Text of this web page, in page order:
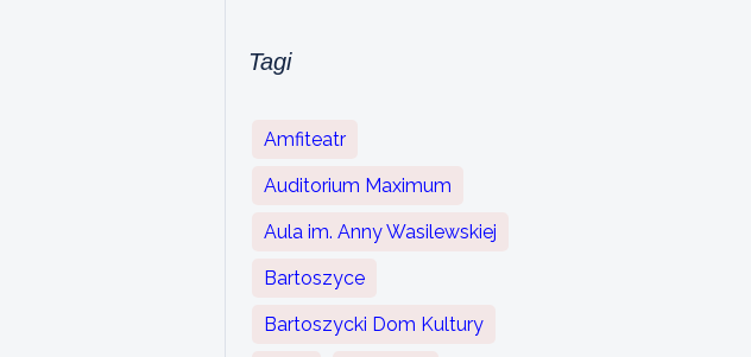
Tagi
Amfiteatr
Auditorium Maximum
Aula im. Anny Wasilewskiej
Bartoszyce
Bartoszycki Dom Kultury